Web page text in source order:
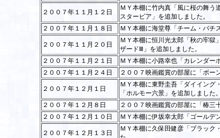
２００７年１１月１２日
ＭＹ本棚に竹内真「風に桜の舞う
スタービア」を追加しました。
２００７年１１月１８日
ＭＹ本棚に海堂尊「チーム・バチ
２００７年１１月２０日
ＭＹ本棚に恒川光太郎「秋の牢獄
ザードⅢ」を追加しました。
２００７年１１月２１日
ＭＹ本棚に小路幸也「カレンダー
２００７年１１月２４日
２００７映画鑑賞の部屋に「ボー
２００７年１２月１日
ＭＹ本棚に東野圭吾「ダイイング
「ホルモー六景」を追加しました
２００７年１２月８日
２００７映画鑑賞の部屋に「椿三
２００７年１２月１０日
ＭＹ本棚に伊坂幸太郎「ゴールデ
２００７年１２月１３日
ＭＹ本棚に久保田健彦「ブラック